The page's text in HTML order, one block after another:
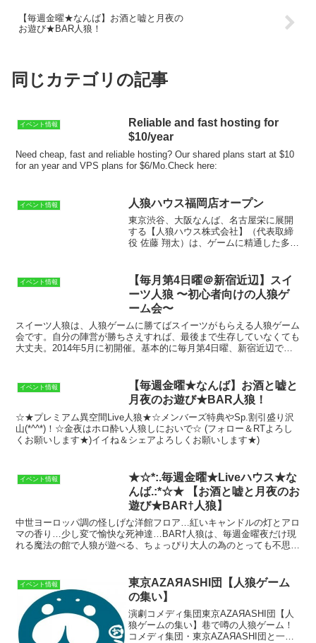
【毎週金曜★なんば】お酒と嘘と月夜の
お遊び★BAR人狼！
同じカテゴリの記事
イベント情報
Reliable and fast hosting for
$10/year
Need cheap, fast and reliable hosting? Our shared plans start at $10
for an year and VPS plans for $6/Mo.Check here:
イベント情報 人狼ハウス福岡店オープン
東京渋谷、大阪なんば、名古屋栄に展開
する【人狼ハウス株式会社】（代表取締
役 佐藤 翔太）は、ゲームに精通した多く
博しています。2014年8月に東京の渋谷で
オープン...
イベント情報
【毎月第4日曜＠新宿近辺】スイ
ーツ人狼 〜初心者向けの人狼ゲ
ーム会〜
スイーツ人狼は、人狼ゲームに勝てばスイーツがもらえる人狼ゲーム
会です。自分の陣営が勝ちさえすれば、最後まで生存していなくても
大丈夫。2014年5月に初開催。基本的に毎月第4日曜、新宿近辺で開
イベント情報
【毎週金曜★なんば】お酒と嘘と
月夜のお遊び★BAR人狼！
☆★プレミアム異空間Live人狼★☆メンバーズ特典やSp.割引盛り沢
山(*^^*)！☆金夜はホロ酔い人狼しにおいで☆ (フォロー＆RTよろし
くお願いします★)イイね＆シェアよろしくお願いします★)
イベント情報
★☆*:.毎週金曜★Liveハウス★な
んば.:*☆★ 【お酒と嘘と月夜のお
遊び★BAR†人狼】
中世ヨーロッパ調の怪しげな洋館フロア…紅いキャンドルの灯とアロ
マの香り…少し変で愉快な死神達…BAR†人狼は、毎週金曜夜だけ現
れる魔法の館で人狼が遊べる、ちょっぴり大人の為のとっても不思議
イベント情報
東京AZAЯASHI団【人狼ゲーム
の集い】
演劇コメディ集団東京AZAЯASHI団【人
狼ゲームの集い】巷で噂の人狼ゲーム！
コメディ集団・東京AZAЯASHI団と一緒